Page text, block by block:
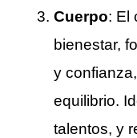
Cuerpo: El
bienestar,
y
equilibrio.
talentos, y